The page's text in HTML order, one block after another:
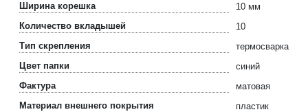
Ширина корешка
10 мм
Количество вкладышей
10
Тип скрепления
термосварка
Цвет папки
синий
Фактура
матовая
Материал внешнего покрытия
пластик